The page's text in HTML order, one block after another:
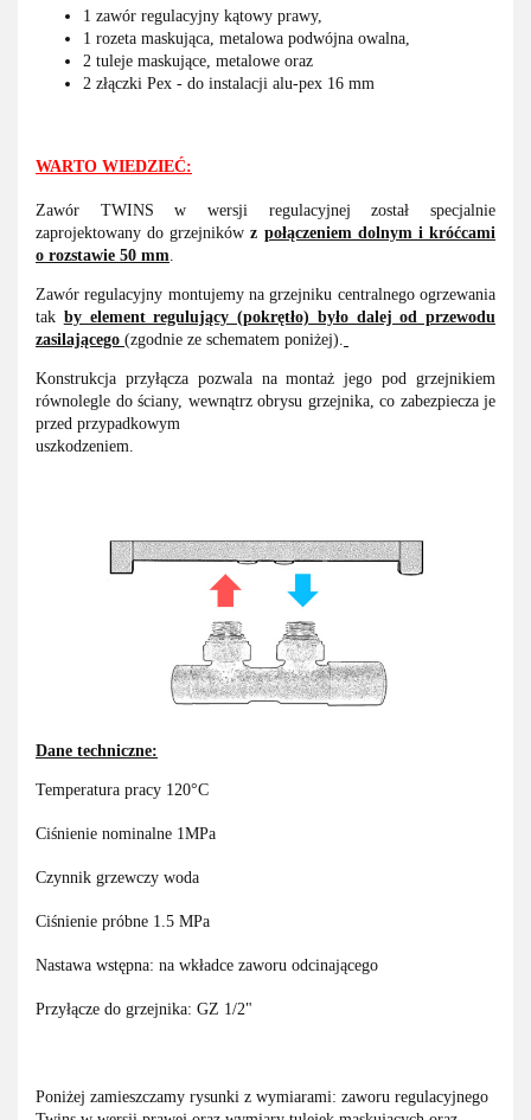
1 zawór regulacyjny kątowy prawy,
1 rozeta maskująca, metalowa podwójna owalna,
2 tuleje maskujące, metalowe oraz
2 złączki Pex - do instalacji alu-pex 16 mm
WARTO WIEDZIEĆ:
Zawór TWINS w wersji regulacyjnej został specjalnie
zaprojektowany do grzejnikówz połączeniem dolnym i króćcami
o rozstawie 50 mm.
Zawór regulacyjny montujemy na grzejniku centralnego ogrzewania
tak by element regulujący (pokrętło) było dalej od przewodu
zasilającego (zgodnie ze schematem poniżej).
Konstrukcja przyłącza pozwala na montaż jego pod grzejnikiem
równolegle do ściany, wewnątrz obrysu grzejnika, co zabezpiecza je
przed przypadkowym
uszkodzeniem.
Dane techniczne:
Temperatura pracy 120°C
Ciśnienie nominalne 1MPa
Czynnik grzewczy woda
Ciśnienie próbne 1.5 MPa
Nastawa wstępna: na wkładce zaworu odcinającego
Przyłącze do grzejnika: GZ 1/2"
Poniżej zamieszczamy rysunki z wymiarami: zaworu regulacyjnego